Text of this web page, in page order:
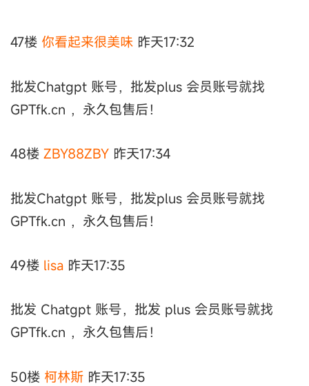
47楼 你看起来很美味 昨天17:32
批发Chatgpt 账号，批发plus 会员账号就找
GPTfk.cn ，永久包售后！
48楼 ZBY88ZBY 昨天17:34
批发Chatgpt 账号，批发plus 会员账号就找
GPTfk.cn ，永久包售后！
49楼 lisa 昨天17:35
批发 Chatgpt 账号，批发 plus 会员账号就找
GPTfk.cn ，永久包售后！
50楼 柯林斯 昨天17:35